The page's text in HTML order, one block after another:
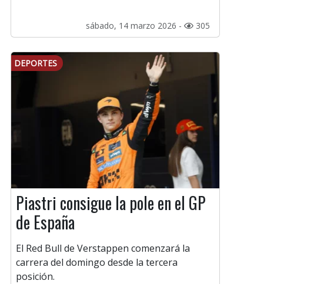
sábado, 14 marzo 2026 - 305
DEPORTES
Piastri consigue la pole en el GP
de España
El Red Bull de Verstappen comenzará la
carrera del domingo desde la tercera
posición.